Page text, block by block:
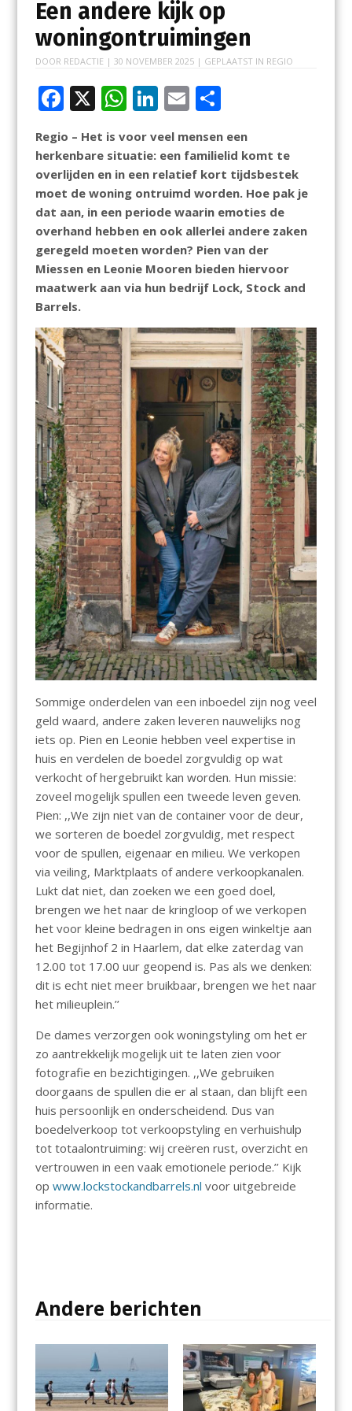
Een andere kijk op
woningontruimingen
DOOR REDACTIE | 30 NOVEMBER 2025| GEPLAATST IN REGIO
F
e
b
o
o
k
X W
at
s
A
p
p
Li
n
k
e
dI
n
E
ai
l
D
e
n
Regio – Het is voor veel mensen een
herkenbare situatie: een familielid komt te
overlijden en in een relatief kort tijdsbestek
moet de woning ontruimd worden. Hoe pak je
dat aan, in een periode waarin emoties de
overhand hebben en ook allerlei andere zaken
geregeld moeten worden? Pien van der
Miessen en Leonie Mooren bieden hiervoor
maatwerk aan via hun bedrijf Lock, Stock and
Barrels.
Sommige onderdelen van een inboedel zijn nog veel
geld waard, andere zaken leveren nauwelijks nog
iets op. Pien en Leonie hebben veel expertise in
huis en verdelen de boedel zorgvuldig op wat
verkocht of hergebruikt kan worden. Hun missie:
zoveel mogelijk spullen een tweede leven geven.
Pien: ,,We zijn niet van de container voor de deur,
we sorteren de boedel zorgvuldig, met respect
voor de spullen, eigenaar en milieu. We verkopen
via veiling, Marktplaats of andere verkoopkanalen.
Lukt dat niet, dan zoeken we een goed doel,
brengen we het naar de kringloop of we verkopen
het voor kleine bedragen in ons eigen winkeltje aan
het Begijnhof 2 in Haarlem, dat elke zaterdag van
12.00 tot 17.00 uur geopend is. Pas als we denken:
dit is echt niet meer bruikbaar, brengen we het naar
het milieuplein.’’
De dames verzorgen ook woningstyling om het er
zo aantrekkelijk mogelijk uit te laten zien voor
fotografie en bezichtigingen. ,,We gebruiken
doorgaans de spullen die er al staan, dan blijft een
huis persoonlijk en onderscheidend. Dus van
boedelverkoop tot verkoopstyling en verhuishulp
tot totaalontruiming: wij creëren rust, overzicht en
vertrouwen in een vaak emotionele periode.’’ Kijk
op www.lockstockandbarrels.nl voor uitgebreide
informatie.
Andere berichten